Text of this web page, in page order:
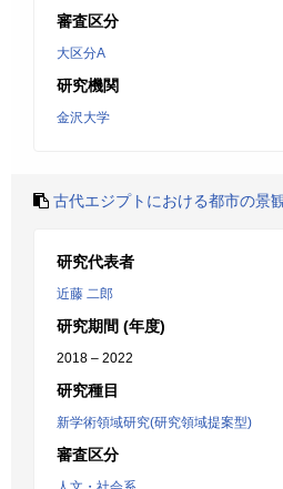
審査区分
大区分A
研究機関
金沢大学
古代エジプトにおける都市の景
研究代表者
近藤 二郎
研究期間 (年度)
2018 – 2022
研究種目
新学術領域研究(研究領域提案型)
審査区分